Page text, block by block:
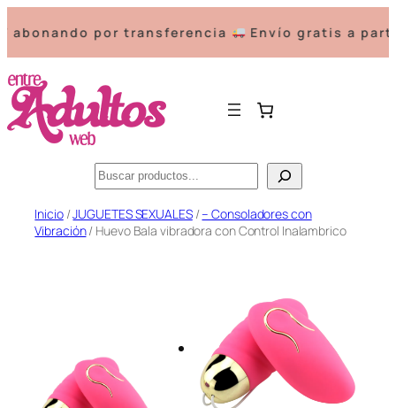
por transferencia Envío gratis a partir
Buscar
SaltarInicio/JUGUETES SEXUALES/– Consoladores con
Vibración/ Huevo Bala vibradora con Control Inalambrico